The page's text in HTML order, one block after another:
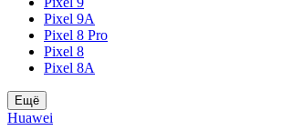
Pixel 9A
Pixel 8 Pro
Pixel 8
Pixel 8A
Ещё
Huawei